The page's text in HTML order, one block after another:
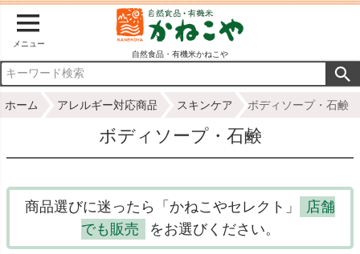
メニュー
自然食品・有機米かねこや
ホーム アレルギー対応商品 スキンケア ボディソープ・石鹸
ボディソープ・石鹸
商品選びに迷ったら「かねこやセレクト」
店舗
でも販売
をお選びください。